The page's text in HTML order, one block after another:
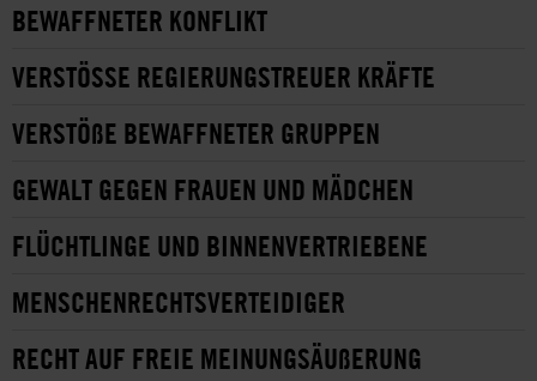
BEWAFFNETER KONFLIKT
VERSTÖSSE REGIERUNGSTREUER KRÄFTE
VERSTÖßE BEWAFFNETER GRUPPEN
GEWALT GEGEN FRAUEN UND MÄDCHEN
FLÜCHTLINGE UND BINNENVERTRIEBENE
MENSCHENRECHTSVERTEIDIGER
RECHT AUF FREIE MEINUNGSÄUßERUNG